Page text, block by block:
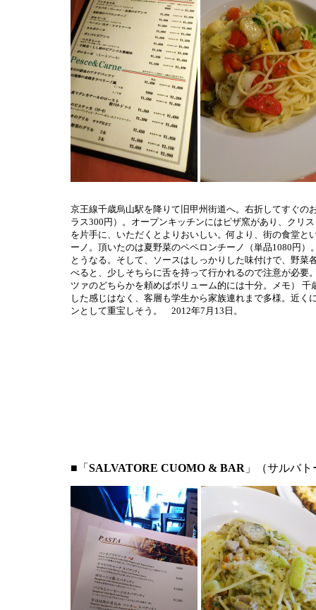
京王線千歳烏山駅を降りて旧甲州街道へ。右折してすぐ
ラス300円）。オープンキッチンにはピザ窯があり、クリ
を片手に、いただくとよりおいしい。何より、街の食堂
ーノ。頂いたのは夏野菜のペペロンチーノ（単品1080円
とうなる。そして、ソースはしっかりした味付けで、野
べると、少しそちらに舌を持って行かれるので注意が必
ツァのどちらかを頼めばボリューム的には十分。メモ）
した感じはなく、客層も学生から家族連れまで多様。近
ンとして重宝しそう。 2012年7月13日。
■「 SALVATORE CUOMO & BAR 」（サルバ